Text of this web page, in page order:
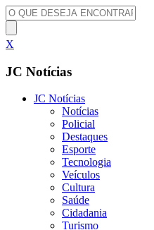
X
JC Notícias
JC Notícias
Notícias
Policial
Destaques
Esporte
Tecnologia
Veículos
Cultura
Saúde
Cidadania
Turismo